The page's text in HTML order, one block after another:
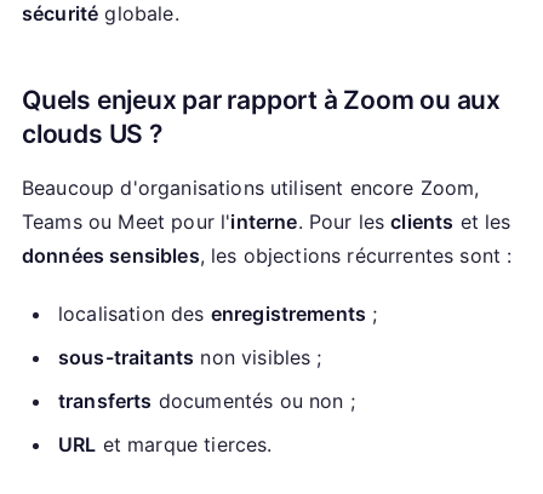
sécurité globale.
Quels enjeux par rapport à Zoom ou aux
clouds US ?
Beaucoup d'organisations utilisent encore Zoom,
Teams ou Meet pour l'interne. Pour lesclients et les
données sensibles, les objections récurrentes sont :
localisation des enregistrements ;
sous-traitants non visibles ;
transferts documentés ou non ;
URL et marque tierces.